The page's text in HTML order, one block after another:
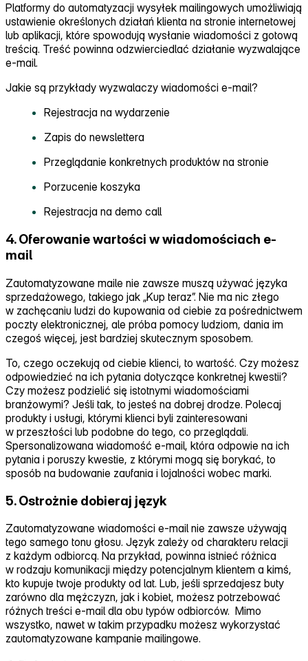
Platformy do automatyzacji wysyłek mailingowych umożliwiają
ustawienie określonych działań klienta na stronie internetowej
lub aplikacji, które spowodują wysłanie wiadomości z gotową
treścią. Treść powinna odzwierciedlać działanie wyzwalające
e‑mail.
Jakie są przykłady wyzwalaczy wiadomości e‑mail?
Rejestracja na wydarzenie
Zapis do newslettera
Przeglądanie konkretnych produktów na stronie
Porzucenie koszyka
Rejestracja na demo call
4. Oferowanie wartości w wiadomościach e-
mail
Zautomatyzowane maile nie zawsze muszą używać języka
sprzedażowego, takiego jak „Kup teraz”. Nie ma nic złego
w zachęcaniu ludzi do kupowania od ciebie za pośrednictwem
poczty elektronicznej, ale próba pomocy ludziom, dania im
czegoś więcej, jest bardziej skutecznym sposobem.
To, czego oczekują od ciebie klienci, to wartość. Czy możesz
odpowiedzieć na ich pytania dotyczące konkretnej kwestii?
Czy możesz podzielić się istotnymi wiadomościami
branżowymi? Jeśli tak, to jesteś na dobrej drodze. Polecaj
produkty i usługi, którymi klienci byli zainteresowani
w przeszłości lub podobne do tego, co przeglądali.
Spersonalizowana wiadomość e‑mail, która odpowie na ich
pytania i poruszy kwestie, z którymi mogą się borykać, to
sposób na budowanie zaufania i lojalności wobec marki.
5. Ostrożnie dobieraj język
Zautomatyzowane wiadomości e‑mail nie zawsze używają
tego samego tonu głosu. Język zależy od charakteru relacji
z każdym odbiorcą. Na przykład, powinna istnieć różnica
w rodzaju komunikacji między potencjalnym klientem a kimś,
kto kupuje twoje produkty od lat. Lub, jeśli sprzedajesz buty
zarówno dla mężczyzn, jak i kobiet, możesz potrzebować
różnych treści e‑mail dla obu typów odbiorców. Mimo
wszystko, nawet w takim przypadku możesz wykorzystać
zautomatyzowane kampanie mailingowe.